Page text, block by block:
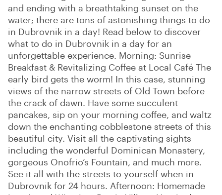
and ending with a breathtaking sunset on the
water; there are tons of astonishing things to do
in Dubrovnik in a day! Read below to discover
what to do in Dubrovnik in a day for an
unforgettable experience. Morning: Sunrise
Breakfast & Revitalizing Coffee at Local Café The
early bird gets the worm! In this case, stunning
views of the narrow streets of Old Town before
the crack of dawn. Have some succulent
pancakes, sip on your morning coffee, and waltz
down the enchanting cobblestone streets of this
beautiful city. Visit all the captivating sights
including the wonderful Dominican Monastery,
gorgeous Onofrio’s Fountain, and much more.
See it all with the streets to yourself when in
Dubrovnik for 24 hours. Afternoon: Homemade